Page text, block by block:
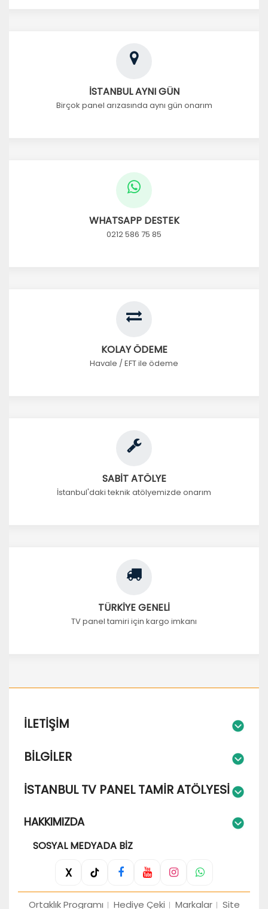
İSTANBUL AYNI GÜN
Birçok panel arızasında aynı gün onarım
WHATSAPP DESTEK
0212 586 75 85
KOLAY ÖDEME
Havale / EFT ile ödeme
SABİT ATÖLYE
İstanbul'daki teknik atölyemizde onarım
TÜRKİYE GENELİ
TV panel tamiri için kargo imkanı
İLETIŞIM
BILGILER
İSTANBUL TV PANEL TAMIR ATÖLYESI
HAKKIMIZDA
SOSYAL MEDYADA BIZ
X
Ortaklık Programı Hediye Çeki Markalar Site